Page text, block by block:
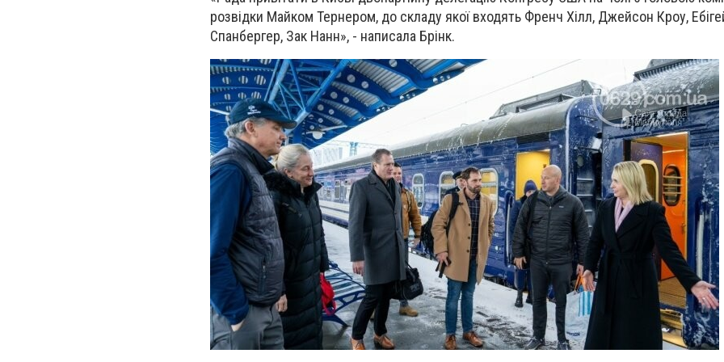
розвідки Майком Тернером, до складу якої входять Френч Хілл, Джейсон Кроу,
Спанбергер, Зак Нанн», - написала Брінк.